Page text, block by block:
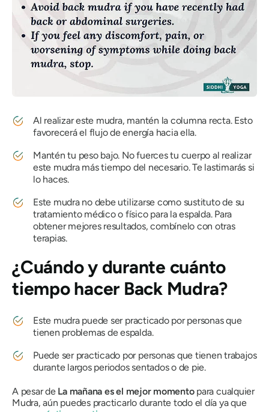
Al realizar este mudra, mantén la columna recta. Esto
favorecerá el flujo de energía hacia ella.
Mantén tu peso bajo. No fuerces tu cuerpo al realizar
este mudramás tiempo del necesario. Te lastimarás si
lo haces.
Este mudrano debe utilizarse como sustituto de su
tratamiento médico o físico para la espalda. Para
obtener mejores resultados, combínelo con otras
terapias.
¿Cuándo y durante cuánto
tiempo hacer BackMudra?
Este mudrapuede ser practicado por personas que
tienen problemas de espalda.
Puede ser practicado por personas que tienen trabajos
durante largos periodos sentados o de pie.
A pesar de La mañana es el mejor momentopara cualquier
Mudra, aún puedes practicarlo durante todo el día ya que